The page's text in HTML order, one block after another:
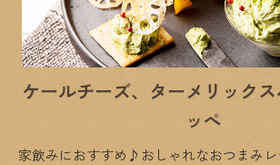
ケールチーズ、ターメリック
ッぺ
家飲みにおすすめ♪おしゃれなおつまみレ